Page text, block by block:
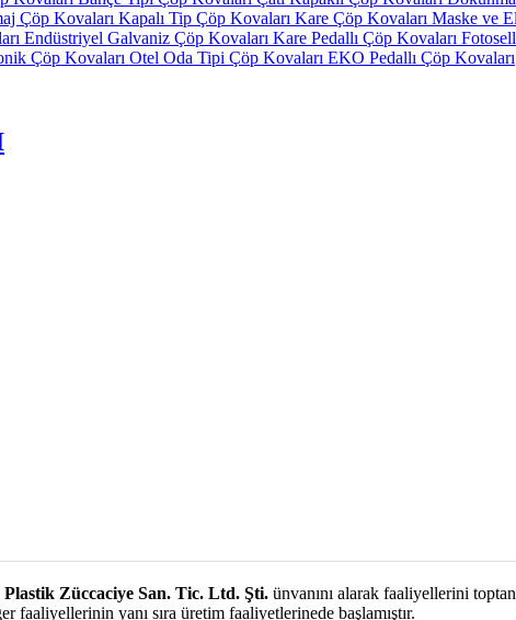
Çöp Kovaları Kapalı Tip Çöp Kovaları Kare Çöp Kovaları Maske ve
Endüstriyel Galvaniz Çöp Kovaları Kare Pedallı Çöp Kovaları
Çöp Kovaları Otel Oda Tipi Çöp Kovaları EKO Pedallı Çöp Kovaları
Züccaciye San. Tic. Ltd. Şti. ünvanını alarak faaliyellerini
yanı sıra üretim faaliyetlerinede başlamıştır.